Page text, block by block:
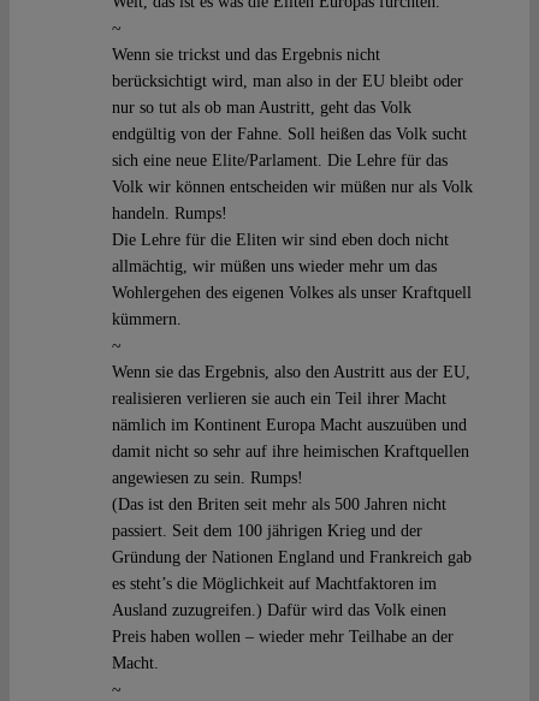
~
Wenn sie trickst und das Ergebnis nicht
berücksichtigt wird, man also in der EU bleibt oder
nur so tut als ob man Austritt, geht das Volk
endgültig von der Fahne. Soll heißen das Volk sucht
sich eine neue Elite/Parlament. Die Lehre für das
Volk wir können entscheiden wir müßen nur als Volk
handeln. Rumps!
Die Lehre für die Eliten wir sind eben doch nicht
allmächtig, wir müßen uns wieder mehr um das
Wohlergehen des eigenen Volkes als unser Kraftquell
kümmern.
~
Wenn sie das Ergebnis, also den Austritt aus der EU,
realisieren verlieren sie auch ein Teil ihrer Macht
nämlich im Kontinent Europa Macht auszuüben und
damit nicht so sehr auf ihre heimischen Kraftquellen
angewiesen zu sein. Rumps!
(Das ist den Briten seit mehr als 500 Jahren nicht
passiert. Seit dem 100 jährigen Krieg und der
Gründung der Nationen England und Frankreich gab
es steht’s die Möglichkeit auf Machtfaktoren im
Ausland zuzugreifen.) Dafür wird das Volk einen
Preis haben wollen – wieder mehr Teilhabe an der
Macht.
~